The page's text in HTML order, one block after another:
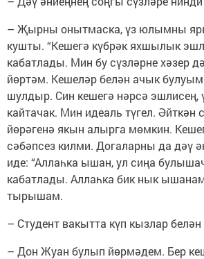
– Җырны онытмаска, үз юлымны
кушты. “Кешегә күбрәк яхшылык
кабатлады. Мин бу сүзләрне хәзер
йөртәм. Кешеләр белән ачык
шулдыр. Син кешегә нәрсә эшлисең,
кайтачак. Мин идеаль түгел. Әйткән
йөрәгенә якын алырга мөмкин.
сәбәпсез килми. Догаларны да дәү
иде: “Аллаһка ышан, ул сиңа
кабатлады. Аллаһка бик нык
тырышам.
– Студент вакытта күп кызлар
– Дон Жуан булып йөрмәдем. Бер